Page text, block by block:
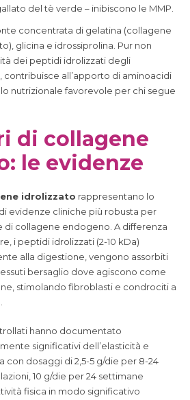
del tè verde – inibiscono le MMP.
concentrata di gelatina (collagene
glicina e idrossiprolina. Pur non
dei peptidi idrolizzati degli
contribuisce all’apporto di aminoacidi
nutrizionale favorevole per chi segue
di collagene
le evidenze
idrolizzato rappresentano lo
evidenze cliniche più robusta per
di collagene endogeno. A differenza
i peptidi idrolizzati (2-10 kDa)
alla digestione, vengono assorbiti
bersaglio dove agiscono come
stimolando fibroblasti e condrociti a
hanno documentato
significativi dell’elasticità e
con dosaggi di 2,5-5 g/die per 8-24
10 g/die per 24 settimane
fisica in modo significativo